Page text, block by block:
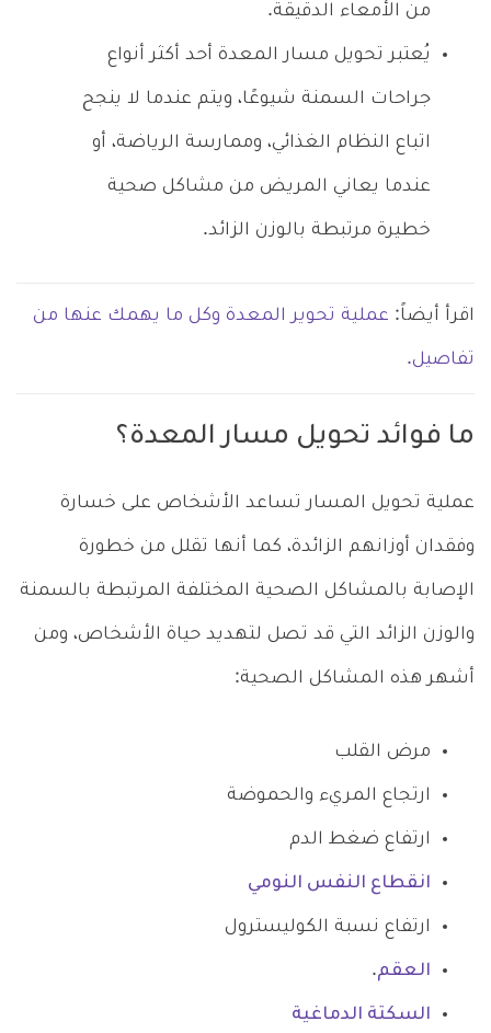
من الأمعاء الدقيقة.
يُعتبر تحويل مسار المعدة أحد أكثر أنواع
جراحات السمنة شيوعًا، ويتم عندما لا ينجح
اتباع النظام الغذائي، وممارسة الرياضة، أو
عندما يعاني المريض من مشاكل صحية
خطيرة مرتبطة بالوزن الزائد.
اقرأ أيضاً: عملية تحوير المعدة وكل ما يهمك عنها من
تفاصيل.
ما فوائد تحويل مسار المعدة؟
عملية تحويل المسار تساعد الأشخاص على خسارة
وفقدان أوزانهم الزائدة، كما أنها تقلل من خطورة
الإصابة بالمشاكل الصحية المختلفة المرتبطة بالسمنة
والوزن الزائد التي قد تصل لتهديد حياة الأشخاص، ومن
أشهر هذه المشاكل الصحية:
مرض القلب
ارتجاع المريء والحموضة
ارتفاع ضغط الدم
انقطاع النفس النومي
ارتفاع نسبة الكوليسترول
العقم.
السكتة الدماغية